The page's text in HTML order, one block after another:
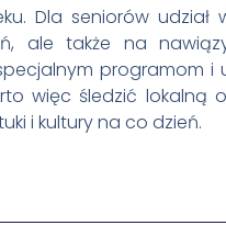
Dla seniorów udział
ale także na
programom i
więc śledzić lokalną
i kultury na co dzień.